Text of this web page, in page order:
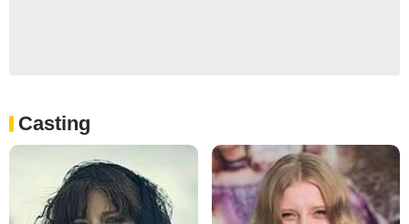
Casting